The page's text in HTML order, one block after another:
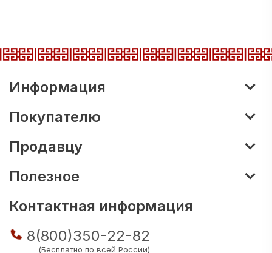
Информация
Покупателю
Продавцу
Полезное
Контактная информация
8(800)350-22-82
(Бесплатно по всей России)